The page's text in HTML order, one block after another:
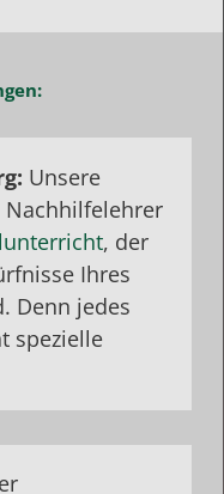
Unsere
, der
Ihres
Denn jedes
spezielle